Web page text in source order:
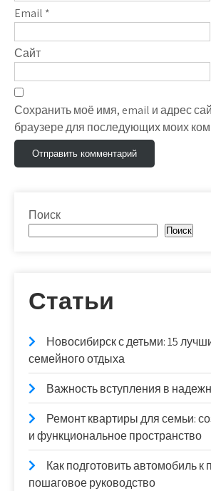
Email *
Сайт
Сохранить моё имя, email и адрес
браузере для последующих моих
Поиск
Поиск
Статьи
Новосибирск с детьми: 15
семейного отдыха
Важность вступления в
Ремонт квартиры для семьи:
и функциональное пространство
Как подготовить автомобиль к
пошаговое руководство